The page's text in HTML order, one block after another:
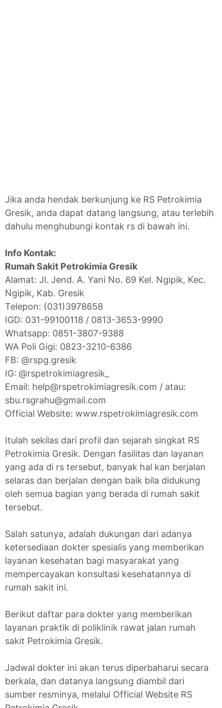
Jika anda hendak berkunjung ke RS Petrokimia
Gresik, anda dapat datang langsung, atau terlebih
dahulu menghubungi kontak rs di bawah ini.
Info Kontak:
Rumah Sakit Petrokimia Gresik
Alamat: Jl. Jend. A. Yani No. 69 Kel. Ngipik, Kec.
Ngipik, Kab. Gresik
Telepon: (031)3978658
IGD: 031-99100118 / 0813-3653-9990
Whatsapp: 0851-3807-9388
WA Poli Gigi: 0823-3210-6386
FB: @rspg.gresik
IG: @rspetrokimiagresik_
Email: help@rspetrokimiagresik.com / atau:
sbu.rsgrahu@gmail.com
Official Website: www.rspetrokimiagresik.com
Itulah sekilas dari profil dan sejarah singkat RS
Petrokimia Gresik. Dengan fasilitas dan layanan
yang ada di rs tersebut, banyak hal kan berjalan
selaras dan berjalan dengan baik bila didukung
oleh semua bagian yang berada di rumah sakit
tersebut.
Salah satunya, adalah dukungan dari adanya
ketersediaan dokter spesialis yang memberikan
layanan kesehatan bagi masyarakat yang
mempercayakan konsultasi kesehatannya di
rumah sakit ini.
Berikut daftar para dokter yang memberikan
layanan praktik di poliklinik rawat jalan rumah
sakit Petrokimia Gresik.
Jadwal dokter ini akan terus diperbaharui secara
berkala, dan datanya langsung diambil dari
sumber resminya, melalui Official Website RS